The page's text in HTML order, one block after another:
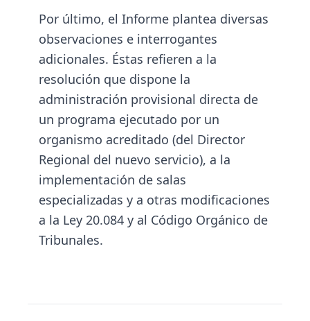
Por último, el Informe plantea diversas
observaciones e interrogantes
adicionales. Éstas refieren a la
resolución que dispone la
administración provisional directa de
un programa ejecutado por un
organismo acreditado (del Director
Regional del nuevo servicio), a la
implementación de salas
especializadas y a otras modificaciones
a la Ley 20.084 y al Código Orgánico de
Tribunales.